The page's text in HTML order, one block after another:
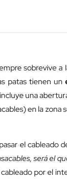
sobrevive a
patas tienen un
una
en la zona
el cableado
será el
por el